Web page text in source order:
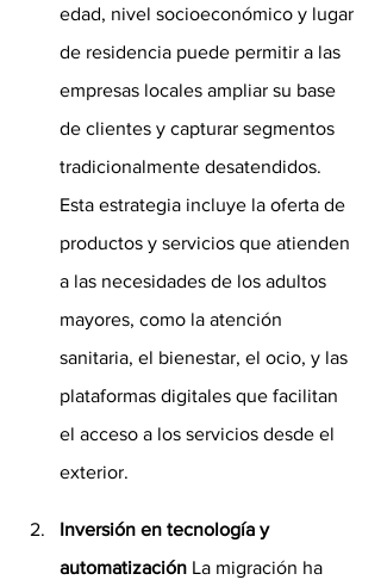
edad, nivel socioeconómico y lugar
de residencia puede permitir a las
empresas locales ampliar su base
de clientes y capturar segmentos
tradicionalmente desatendidos.
Esta estrategia incluye la oferta de
productos y servicios que atienden
a las necesidades de los adultos
mayores, como la atención
sanitaria, el bienestar, el ocio, y las
plataformas digitales que facilitan
el acceso a los servicios desde el
exterior.
Inversión en tecnología y
automatización La migración ha